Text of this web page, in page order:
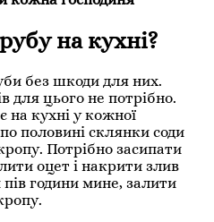
на кухні?
без шкоди для них.
для цього не потрібно.
на кухні у кожної
половині склянки соди
Потрібно засипати
оцет і накрити злив
години мине, залити